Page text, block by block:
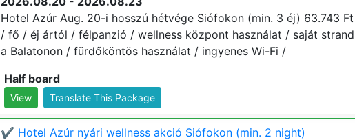
Hotel Azúr Aug. 20-i hosszú hétvége Siófokon (min. 3 éj) 63.743 Ft
/ fő / éj ártól / félpanzió / wellness központ használat / saját strand
a Balatonon / fürdőköntös használat / ingyenes Wi-Fi /
Half board
View Translate This Package
✔️ Hotel Azúr nyári wellness akció Siófokon (min. 2 night)